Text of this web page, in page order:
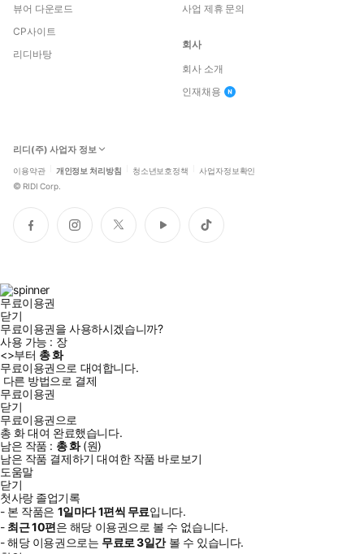
뷰어 다운로드
CP사이트
리디바탕
사업 제휴 문의
회사
회사 소개
인재채용
리디(주) 사업자 정보
이용약관 개인정보 처리방침 청소년보호정책 사업자정보확인
© RIDI Corp.
페
이
인
스
트
위
유
튜
틱
톡
무료이용권
닫기
무료이용권을 사용하시겠습니까?
사용 가능 : 장
<>부터 총화
무료이용권으로 대여합니다.
다른 방법으로 결제
무료이용권
닫기
무료이용권으로
총 화대여 완료했습니다.
남은 작품 : 총화(원)
남은 작품 결제하기 대여한 작품 바로보기
도움말
닫기
첫사랑 졸업기록
- 본 작품은 1일마다1편씩 무료입니다.
- 최근10편은 해당 이용권으로 볼 수 없습니다.
- 해당 이용권으로는 무료로3일간볼 수 있습니다.